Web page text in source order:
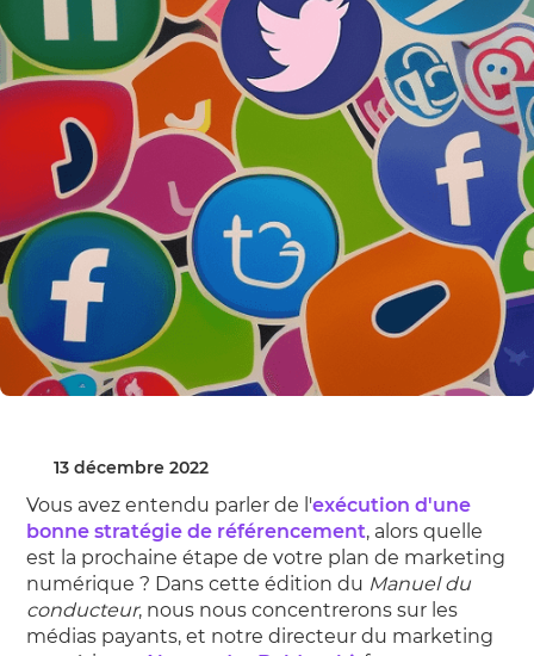
13 décembre 2022
Vous avez entendu parler de l'exécution d'une
bonne stratégie de référencement, alors quelle
est la prochaine étape de votre plan de marketing
numérique ? Dans cette édition du Manuel du
conducteur, nous nous concentrerons sur les
médias payants, et notre directeur du marketing